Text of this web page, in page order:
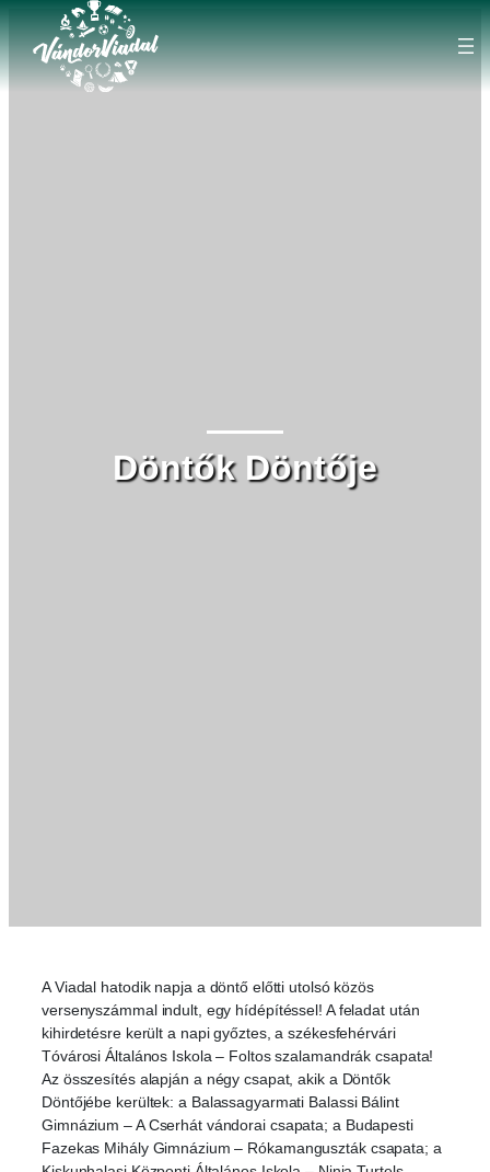
Ugrás
a
tartalomhoz
Döntők Döntője
A Viadal hatodik napja a döntő előtti utolsó közös
versenyszámmal indult, egy hídépítéssel! A feladat után
kihirdetésre került a napi győztes, a székesfehérvári
Tóvárosi Általános Iskola – Foltos szalamandrák csapata!
Az összesítés alapján a négy csapat, akik a Döntők
Döntőjébe kerültek: a Balassagyarmati Balassi Bálint
Gimnázium – A Cserhát vándorai csapata; a Budapesti
Fazekas Mihály Gimnázium – Rókamanguszták csapata; a